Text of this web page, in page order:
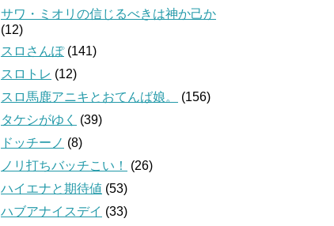
サワ・ミオリの信じるべきは神か己か
(12)
スロさんぽ(141)
スロトレ (12)
スロ馬鹿アニキとおてんば娘。
(156)
タケシがゆく
(39)
ドッチーノ (8)
ノリ打ちバッチこい！
(26)
ハイエナと期待値 (53)
ハブアナイスデイ (33)